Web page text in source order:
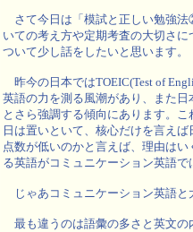
さて今日は「模試と正しい勉強
いての考え方や定期考査の大切さ
ついて少し話をしたいと思います。
昨今の日本ではTOEIC(Test of
英語の力を測る風潮があり、また
とさら強調する傾向にあります。
日は置いといて、核心だけを言え
点数が低いのかと言えば、理由は
る英語がコミュニケーション英語
じゃあコミュニケーション英語と
最も違うのは語彙の多さと英文の